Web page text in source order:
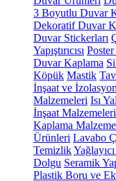
3 Boyutlu Duvar
Dekoratif Duvar
Duvar Stickerları
Yapıştırıcısı
Duvar Kaplama
Köpük Mastik
İnşaat ve İzolasyon
Malzemeleri Isı
İnşaat Malzemeleri
Kaplama
Ürünleri Lavabo
Temizlik
Dolgu Seramik
Plastik Boru ve